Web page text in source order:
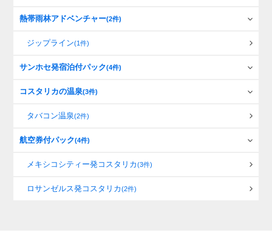
熱帯雨林アドベンチャー(2件)
ジップライン(1件)
サンホセ発宿泊付パック(4件)
コスタリカの温泉(3件)
タバコン温泉(2件)
航空券付パック(4件)
メキシコシティー発コスタリカ(3件)
ロサンゼルス発コスタリカ(2件)